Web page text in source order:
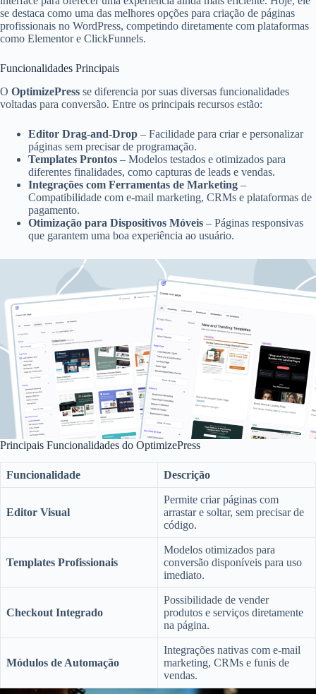
se destaca como uma das melhores opções para criação de páginas
profissionais no WordPress, competindo diretamente com plataformas
como Elementor e ClickFunnels.
Funcionalidades Principais
O OptimizePress se diferencia por suas diversas funcionalidades
voltadas para conversão. Entre os principais recursos estão:
Editor Drag-and-Drop – Facilidade para criar e personalizar
páginas sem precisar de programação.
Templates Prontos – Modelos testados e otimizados para
diferentes finalidades, como capturas de leads e vendas.
Integrações com Ferramentas de Marketing –
Compatibilidade com e-mail marketing, CRMs e plataformas de
pagamento.
Otimização para Dispositivos Móveis – Páginas responsivas
que garantem uma boa experiência ao usuário.
Principais Funcionalidades do OptimizePress
Funcionalidade Descrição
Editor Visual
Permite criar páginas com
arrastar e soltar, sem precisar de
código.
Templates Profissionais
Modelos otimizados para
conversão disponíveis para uso
imediato.
Checkout Integrado
Possibilidade de vender
produtos e serviços diretamente
na página.
Módulos de Automação
Integrações nativas com e-mail
marketing, CRMs e funis de
vendas.